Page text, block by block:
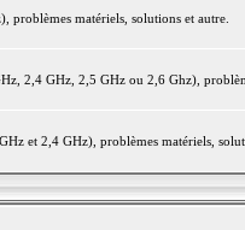
matériels, solutions et autre.
2,4 GHz, 2,5 GHz ou 2,6 Ghz),
et 2,4 GHz), problèmes matériels,